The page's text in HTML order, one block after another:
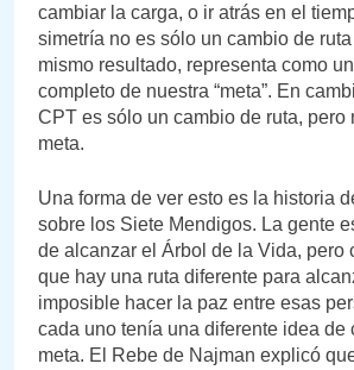
cambiar la carga, o ir atrás en el
simetría no es sólo un cambio de ruta
mismo resultado, representa como
completo de nuestra “meta”. En
CPT es sólo un cambio de ruta, pero
meta.
Una forma de ver esto es la historia
sobre los Siete Mendigos. La gente
de alcanzar el Árbol de la Vida, pero
que hay una ruta diferente para
imposible hacer la paz entre esas
cada uno tenía una diferente idea de
meta. El Rebe de Najman explicó